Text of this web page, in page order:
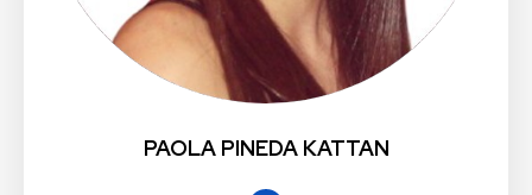
PAOLA PINEDA KATTAN